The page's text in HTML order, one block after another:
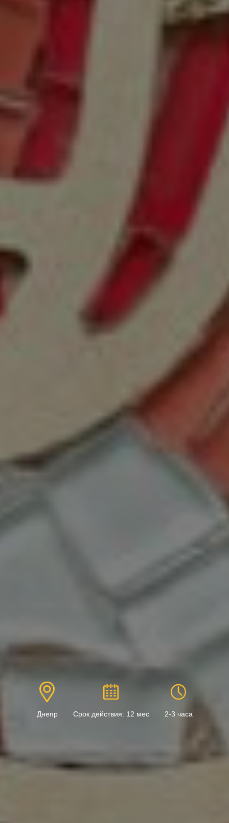
Днепр Срок действия: 12 мес 2-3 часа